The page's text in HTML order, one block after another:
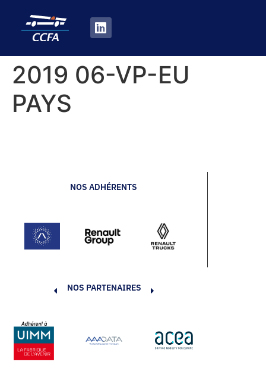
2019 06-VP-EU
PAYS
NOS ADHÉRENTS
NOS PARTENAIRES